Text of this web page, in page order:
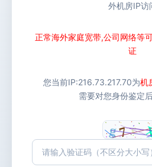
外机房IP访
正常海外家庭宽带,公司网络等
证
您当前IP:216.73.217.70为机
需要对您身份鉴定